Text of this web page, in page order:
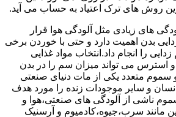
روش های ترک اعتیاد به حساب می آید.
های زیادی مثل آلودگی هوا قرار
بدن اهمیت دارد و حتی با خوردن برخی
را انجام داد.انتخاب مواد غذایی
استرس می تواند میزان سم را در بدن
و سموم متعدد یکی از مات دنیای صنعتی
و سایر موجودات زنده را مورد هدف
ناشی از آلودگی های صنعتی،هوا و
مانند سرب،جیوه،کادمیوم و آرسنیک